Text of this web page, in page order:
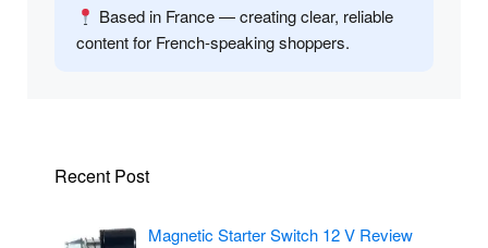
Based in France — creating clear, reliable
content for French-speaking shoppers.
Recent Post
Magnetic Starter Switch 12 V Review